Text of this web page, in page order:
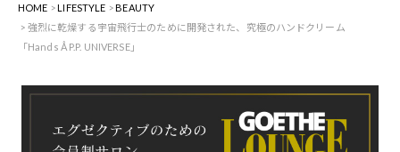
HOME LIFESTYLE
BEAUTY
強烈に乾燥する宇宙飛行士のために開発された、究極のハンドクリーム
「Hands Å P.P. UNIVERSE」